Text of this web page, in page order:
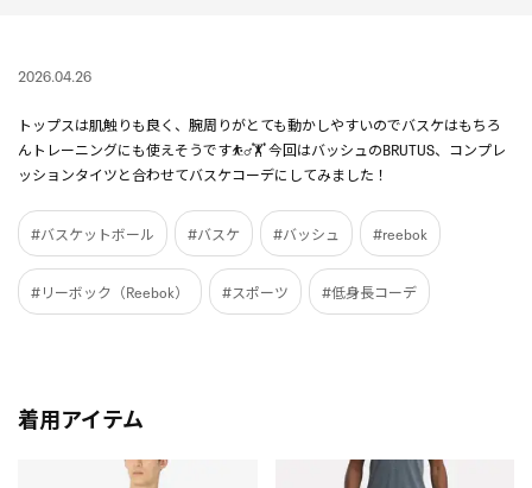
2026.04.26
トップスは肌触りも良く、腕周りがとても動かしやすいのでバスケはもちろ
んトレーニングにも使えそうです⛹️‍♂️🏋️ 今回はバッシュのBRUTUS、コンプレ
ッションタイツと合わせてバスケコーデにしてみました！
#バスケットボール #バスケ #バッシュ #reebok
#リーボック（Reebok） #スポーツ #低身長コーデ
着用アイテム